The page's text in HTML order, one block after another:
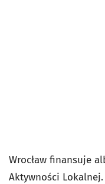
Wrocław finansuje
Aktywności Lokalnej.